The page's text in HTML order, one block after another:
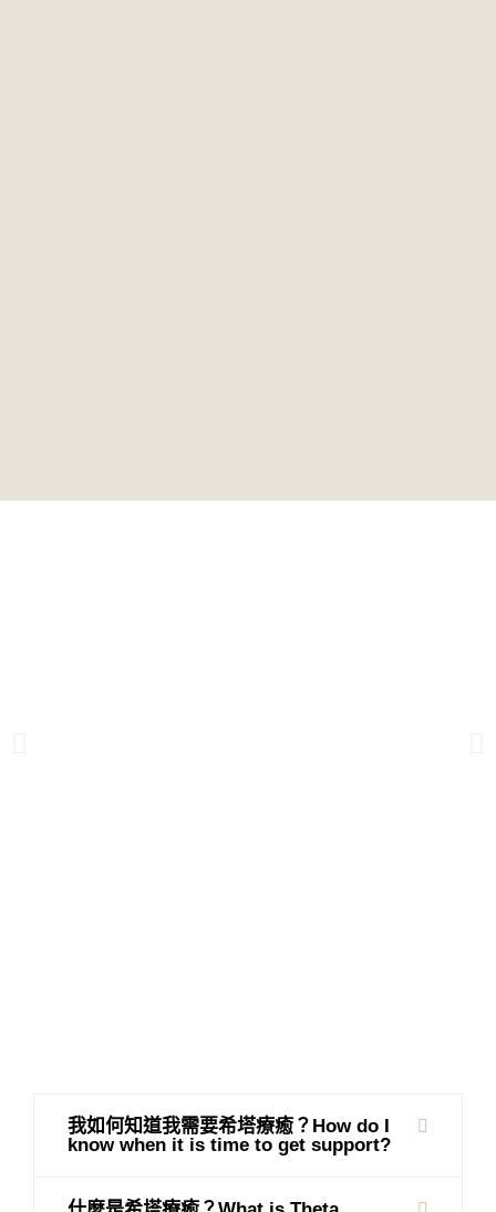
我如何知道我需要希塔療癒？How do I
know when it is time to get support?